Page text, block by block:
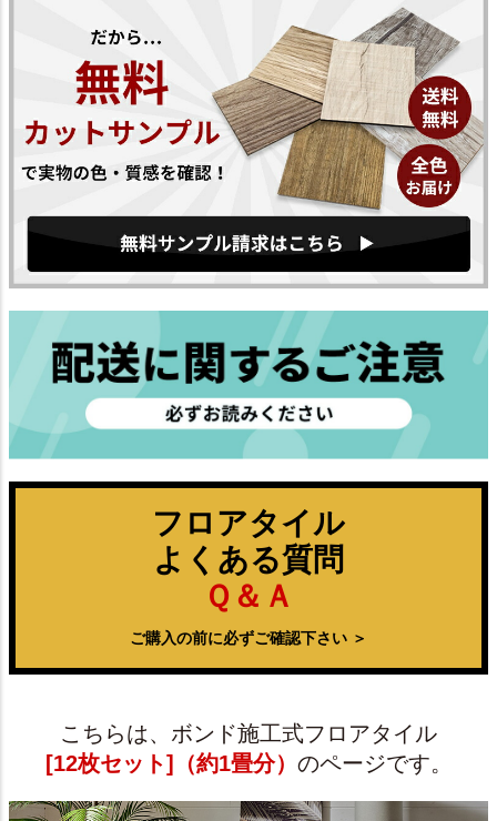
フロアタイル
よくある質問
Ｑ＆Ａ
ご購入の前に必ずご確認下さい ＞
こちらは、ボンド施工式フロアタイル
[12枚セット]（約1畳分） のページです。